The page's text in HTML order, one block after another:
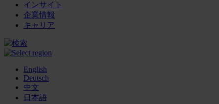
インサイト
企業情報
キャリア
English
Deutsch
中文
日本語